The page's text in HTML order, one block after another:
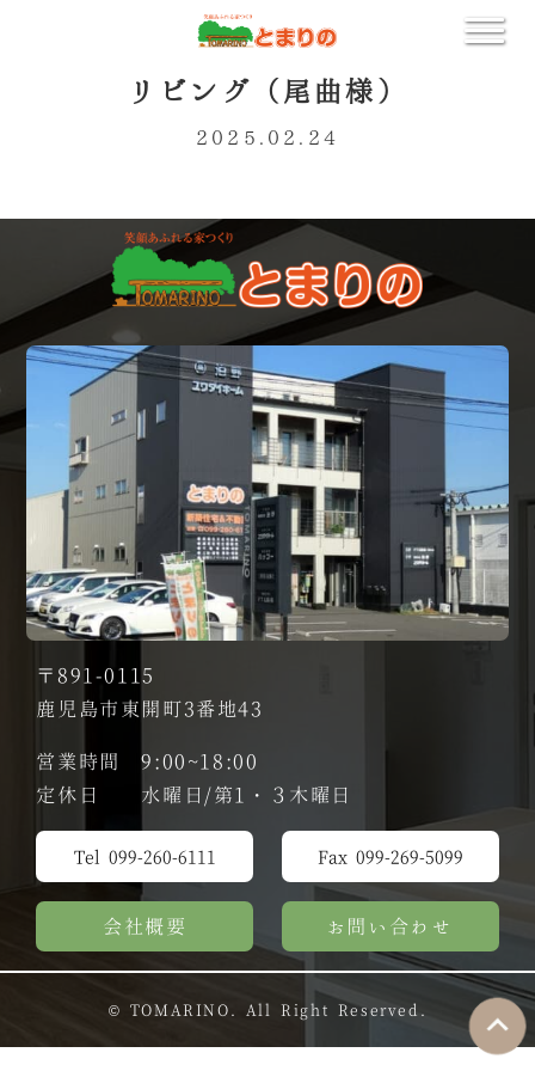
リビング（尾曲様）
2025.02.24
〒891-0115
鹿児島市東開町3番地43
営業時間 9:00~18:00
定休日 水曜日/第1・３木曜日
Tel 099-260-6111 Fax 099-269-5099
会社概要 お問い合わせ
© TOMARINO. All Right Reserved.